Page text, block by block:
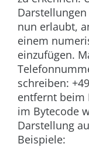
nun erlaubt,
einem
einzufügen.
schreiben:
entfernt beim
im Bytecode
Darstellung
Beispiele: